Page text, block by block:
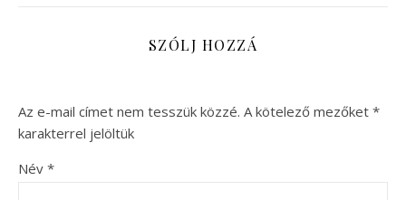
SZÓLJ HOZZÁ
Az e-mail címet nem tesszük közzé. A kötelező mezőket *
karakterrel jelöltük
Név *